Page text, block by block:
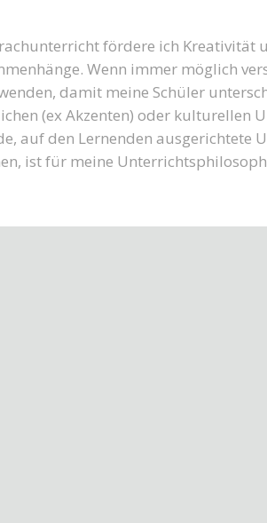
fördere ich Kreativität
Wenn immer möglich
damit meine Schüler
(ex Akzenten) oder kulturellen
auf den Lernenden ausgerichtete
ist für meine